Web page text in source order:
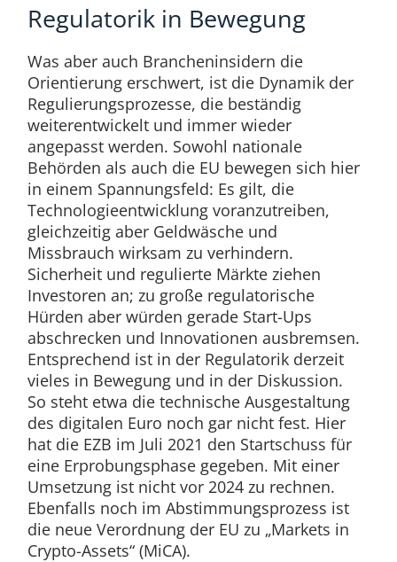
Regulatorik in Bewegung
Was aber auch Brancheninsidern die
Orientierung erschwert, ist die Dynamik der
Regulierungsprozesse, die beständig
weiterentwickelt und immer wieder
angepasst werden. Sowohl nationale
Behörden als auch die EU bewegen sich hier
in einem Spannungsfeld: Es gilt, die
Technologieentwicklung voranzutreiben,
gleichzeitig aber Geldwäsche und
Missbrauch wirksam zu verhindern.
Sicherheit und regulierte Märkte ziehen
Investoren an; zu große regulatorische
Hürden aber würden gerade Start-Ups
abschrecken und Innovationen ausbremsen.
Entsprechend ist in der Regulatorik derzeit
vieles in Bewegung und in der Diskussion.
So steht etwa die technische Ausgestaltung
des digitalen Euro noch gar nicht fest. Hier
hat die EZB im Juli 2021 den Startschuss für
eine Erprobungsphase gegeben. Mit einer
Umsetzung ist nicht vor 2024 zu rechnen.
Ebenfalls noch im Abstimmungsprozess ist
die neue Verordnung der EU zu „Markets in
Crypto-Assets“ (MiCA).